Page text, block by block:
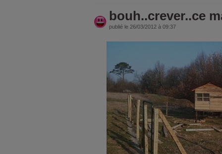
bouh..crever..ce
publié le 26/03/2012 à 09:37